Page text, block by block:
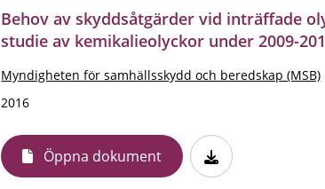
Behov av skyddsåtgärder vid inträffade
studie av kemikalieolyckor under 2009-
Myndigheten för samhällsskydd och beredskap (MSB)
2016
Öppna dokument